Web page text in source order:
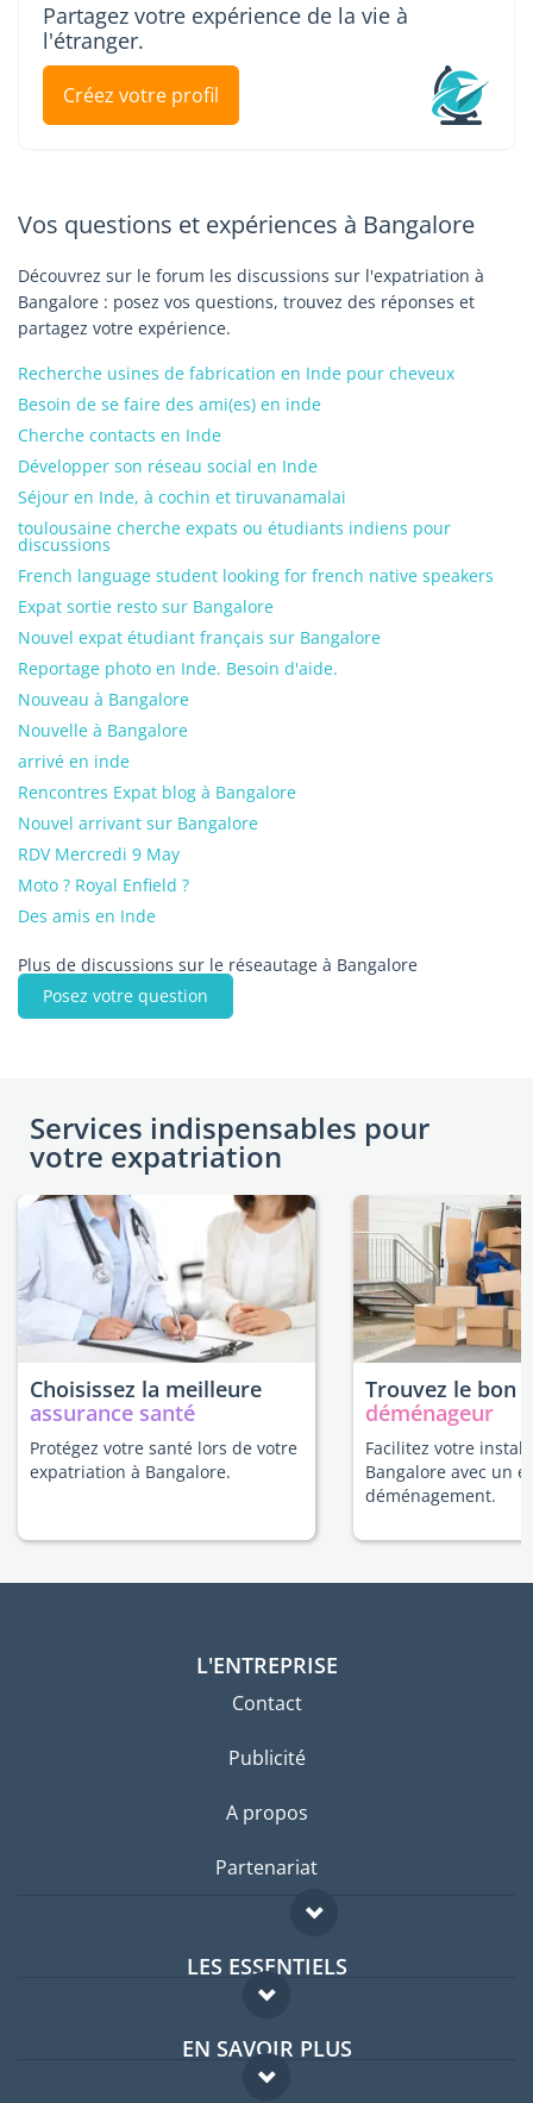
Partagez votre expérience de la vie à
l'étranger.
Créez votre profil
Vos questions et expériences à Bangalore
Découvrez sur le forum les discussions sur l'expatriation à
Bangalore : posez vos questions, trouvez des réponses et
partagez votre expérience.
Recherche usines de fabrication en Inde pour cheveux
Besoin de se faire des ami(es) en inde
Cherche contacts en Inde
Développer son réseau social en Inde
Séjour en Inde, à cochin et tiruvanamalai
toulousaine cherche expats ou étudiants indiens pour
discussions
French language student looking for french native speakers
Expat sortie resto sur Bangalore
Nouvel expat étudiant français sur Bangalore
Reportage photo en Inde. Besoin d'aide.
Nouveau à Bangalore
Nouvelle à Bangalore
arrivé en inde
Rencontres Expat blog à Bangalore
Nouvel arrivant sur Bangalore
RDV Mercredi 9 May
Moto ? Royal Enfield ?
Des amis en Inde
Plus de discussions sur le réseautage à Bangalore
Posez votre question
Services indispensables pour
votre expatriation
Choisissez la meilleure
assurance santé
Protégez votre santé lors de votre
expatriation à Bangalore.
Trouvez le bon
déménageur
Facilitez votre
Bangalore avec un
déménagement.
L'ENTREPRISE
Contact
Publicité
A propos
Partenariat
LES ESSENTIELS
Forum expatriés
Guides pays
EN SAVOIR PLUS
FAQ